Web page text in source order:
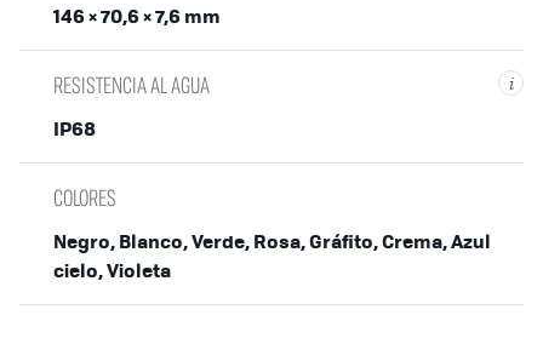
146 × 70,6 × 7,6 mm
i
RESISTENCIA AL AGUA
IP68
COLORES
Negro, Blanco, Verde, Rosa, Gráfito, Crema, Azul
cielo, Violeta